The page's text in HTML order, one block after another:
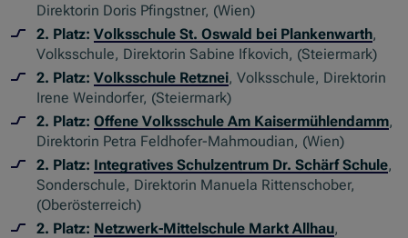
Direktorin Doris Pfingstner, (Wien)
2. Platz:Volksschule St. Oswald bei Plankenwarth,
Volksschule, Direktorin Sabine Ifkovich, (Steiermark)
2. Platz:Volksschule Retznei, Volksschule, Direktorin
Irene Weindorfer, (Steiermark)
2. Platz:Offene Volksschule Am Kaisermühlendamm,
Direktorin Petra Feldhofer-Mahmoudian, (Wien)
2. Platz: Integratives Schulzentrum Dr. Schärf Schule,
Sonderschule, Direktorin Manuela Rittenschober,
(Oberösterreich)
2. Platz: Netzwerk-Mittelschule Markt Allhau,